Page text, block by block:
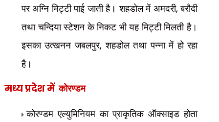
पर अग्नि मिट्टी पाई जाती है। शहडोल में अमदरी,बरौदी
तथा चन्दिया स्टेशन के निकट भी यह मिट्टी मिलती है।
इसका उत्खनन जबलपुर,शहडोल तथा पन्ना में हो रहा
है।
मध्य प्रदेश मेंकोरण्डम
कोरण्डम एल्युमिनियम का प्राकृतिक ऑक्साइड होता